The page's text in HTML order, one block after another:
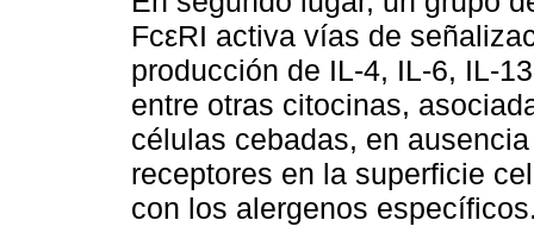
FcεRI activa vías de
producción de IL-4, IL-6, IL-
entre otras citocinas,
células cebadas, en
receptores en la superficie
con los alergenos